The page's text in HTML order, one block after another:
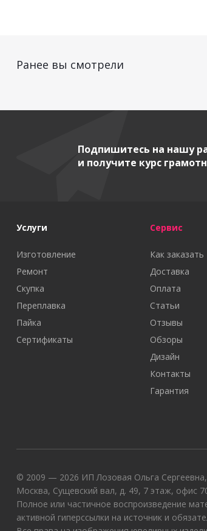
Ранее вы смотрели
Подпишитесь на нашу
и получите курс
Услуги
Изготовление
Ремонт
Скупка
Переплавка
Пайка
Сертификаты
Сервис
Как заказать
Доставка
Оплата
Статьи
Отзывы
Обзоры
Дизайн
Контакты
Гарантия
© 2009 — 2026 ИП Лозовая Ольга
Москва, Сущевский вал, д. 49, 7 этаж, офис
Полное или частичное воспроизведение
активной гиперссылки на источник и